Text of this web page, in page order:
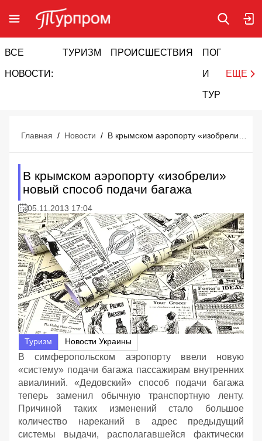
ВСЕ
НОВОСТИ:
ТУРИЗМ ПРОИСШЕСТВИЯ ПОГОДА
И
ТУРИЗМ
ЕЩЕ
Главная / Новости /
В крымском аэропорту «изобрели»
новый способ подачи багажа
05.11.2013 17:04
Туризм Новости Украины
В симферопольском аэропорту ввели новую
«систему» подачи багажа пассажирам внутренних
авиалиний. «Дедовский» способ подачи багажа
теперь заменил обычную транспортную ленту.
Причиной таких изменений стало большое
количество нареканий в адрес предыдущий
системы выдачи, располагавшейся фактически